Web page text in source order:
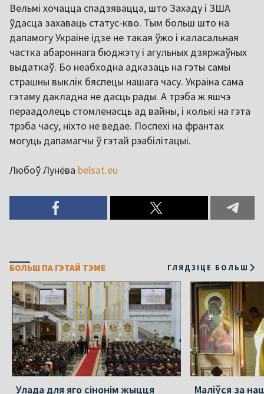
Вельмі хочацца спадзявацца, што Захаду і ЗША
ўдасца захаваць статус-кво. Тым больш што на
дапамогу Украіне ідзе не такая ўжо і каласальная
частка абароннага бюджэту і агульных дзяржаўных
выдаткаў. Бо неабходна адказаць на гэты самы
страшны выклік бяспецы нашага часу. Украіна сама
гэтаму дакладна не дасць рады. А трэба ж яшчэ
пераадолець стомленасць ад вайны, і колькі на гэта
трэба часу, ніхто не ведае. Поспехі на франтах
могуць дапамагчы ў гэтай рэабілітацыі.
Любоў Лунёва belsat.eu
БОЛЬШ ПА ГЭТАЙ ТЭМЕ ГЛЯДЗІЦЕ БОЛЬШ
Улада для яго сінонім жыцця Маліўся за